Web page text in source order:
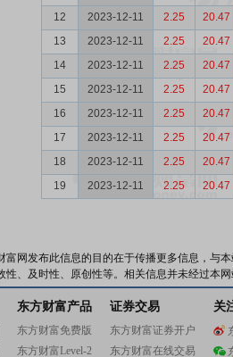
12
2023-12-11 2.25 20.47
13
2023-12-11 2.25 20.47
14
2023-12-11 2.25 20.47
15
2023-12-11 2.25 20.47
16
2023-12-11 2.25 20.47
17
2023-12-11 2.25 20.47
18
2023-12-11 2.25 20.47
19
2023-12-11 2.25 20.47
富网发布此信息的目的在于传播更多信息，与
性、及时性、原创性等。相关信息并未经过本
东方财富产品
东方财富免费版
东方财富Level-2
证券交易
东方财富证券开户
东方财富在线交易
关